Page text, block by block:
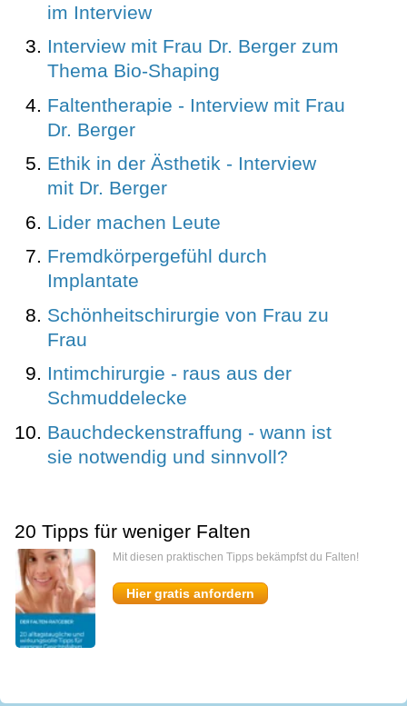
im Interview
Interview mit Frau Dr. Berger zum
Thema Bio-Shaping
Faltentherapie - Interview mit Frau
Dr. Berger
Ethik in der Ästhetik - Interview
mit Dr. Berger
Lider machen Leute
Fremdkörpergefühl durch
Implantate
Schönheitschirurgie von Frau zu
Frau
Intimchirurgie - raus aus der
Schmuddelecke
Bauchdeckenstraffung - wann ist
sie notwendig und sinnvoll?
20 Tipps für weniger Falten
Mit diesen praktischen Tipps bekämpfst du Falten!
Hier gratis anfordern